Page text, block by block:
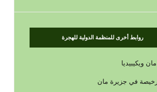
روابط أخرى للمنظمة الدولية للهجرة
ويكيبيديا
في جزيرة مان